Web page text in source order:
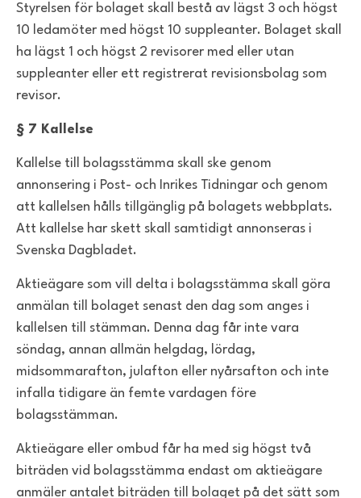
Styrelsen för bolaget skall bestå av lägst 3 och högst
10 ledamöter med högst 10 suppleanter. Bolaget skall
ha lägst 1 och högst 2 revisorer med eller utan
suppleanter eller ett registrerat revisionsbolag som
revisor.
§ 7 Kallelse
Kallelse till bolagsstämma skall ske genom
annonsering i Post- och Inrikes Tidningar och genom
att kallelsen hålls tillgänglig på bolagets webbplats.
Att kallelse har skett skall samtidigt annonseras i
Svenska Dagbladet.
Aktieägare som vill delta i bolagsstämma skall göra
anmälan till bolaget senast den dag som anges i
kallelsen till stämman. Denna dag får inte vara
söndag, annan allmän helgdag, lördag,
midsommarafton, julafton eller nyårsafton och inte
infalla tidigare än femte vardagen före
bolagsstämman.
Aktieägare eller ombud får ha med sig högst två
biträden vid bolagsstämma endast om aktieägare
anmäler antalet biträden till bolaget på det sätt som